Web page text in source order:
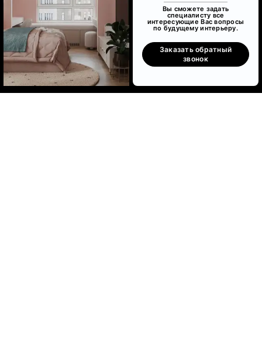
Вы сможете задать
специалисту все
интересующие Вас вопросы
по будущему интерьеру.
Заказать обратный
звонок